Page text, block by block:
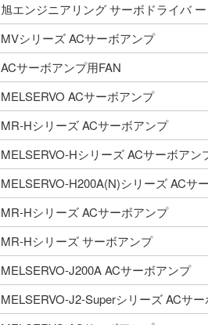
旭エンジニアリング サーボドライバ ー
MVシリーズ ACサーボアンプ
ACサーボアンプ用FAN
MELSERVO ACサーボアンプ
MR-Hシリーズ ACサーボアンプ
MELSERVO-Hシリーズ ACサーボアン
MELSERVO-H200A(N)シリーズ ACサ
MR-Hシリーズ ACサーボアンプ
MR-Hシリーズ サーボアンプ
MELSERVO-J200A ACサーボアンプ
MELSERVO-J2-Superシリーズ ACサ